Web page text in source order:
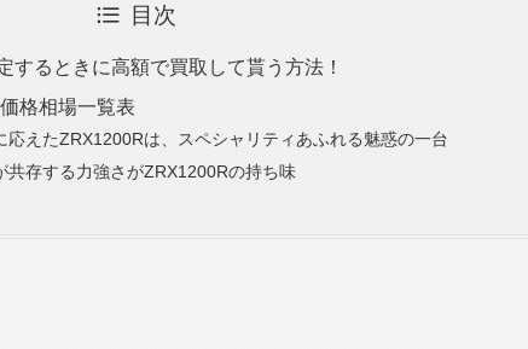
目次
るときに高額で買取して貰う方法！
格相場一覧表
応えたZRX1200Rは、スペシャリティあふれる魅惑の一台
共存する力強さがZRX1200Rの持ち味